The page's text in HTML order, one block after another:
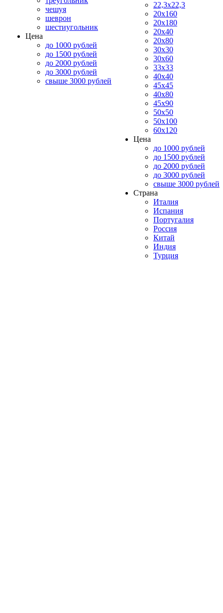
чешуя
шеврон
шестиугольник
Цена
до 1000 рублей
до 1500 рублей
до 2000 рублей
до 3000 рублей
свыше 3000 рублей
22,3x22,3
20x160
20x180
20x40
20x80
30x30
30x60
33x33
40x40
45x45
40x80
45x90
50x50
50x100
60x120
Цена
до 1000 рублей
до 1500 рублей
до 2000 рублей
до 3000 рублей
свыше 3000 рублей
Страна
Италия
Испания
Португалия
Россия
Китай
Индия
Турция